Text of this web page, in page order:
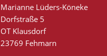
Marianne Lüders-Köneke
Dorfstraße 5
OT Klausdorf
23769 Fehmarn